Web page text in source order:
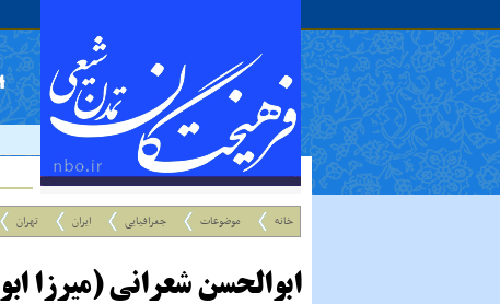
خانه موضوعات جغرافیایی ایران تهران
ابوالحسن شعرانی (میرزا